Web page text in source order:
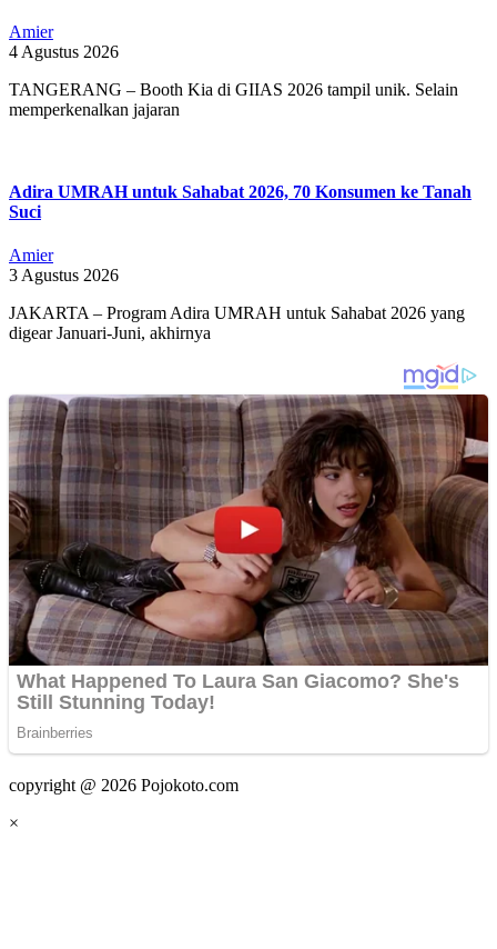
Amier
4 Agustus 2026
TANGERANG – Booth Kia di GIIAS 2026 tampil unik. Selain
memperkenalkan jajaran
Adira UMRAH untuk Sahabat 2026, 70 Konsumen ke Tanah
Suci
Amier
3 Agustus 2026
JAKARTA – Program Adira UMRAH untuk Sahabat 2026 yang
digear Januari-Juni, akhirnya
copyright @ 2026 Pojokoto.com
×